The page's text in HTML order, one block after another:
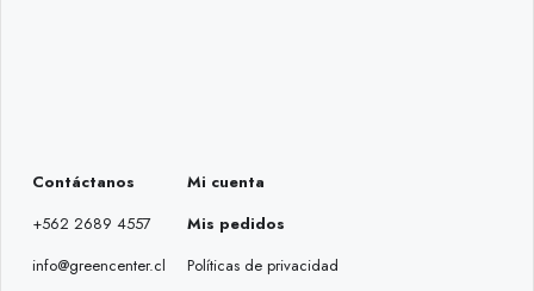
Contáctanos
+562 2689 4557
info@greencenter.cl
Mi cuenta
Mis pedidos
Políticas de privacidad